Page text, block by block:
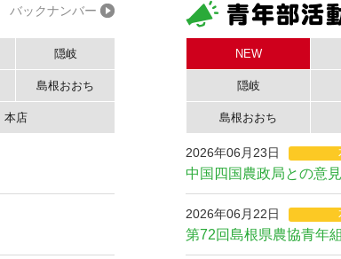
バックナンバー
隠岐
島根おおち
本店
NEW
隠岐
島根おおち
2026年06月23日
中国四国農政局との意
2026年06月22日
第72回島根県農協青年